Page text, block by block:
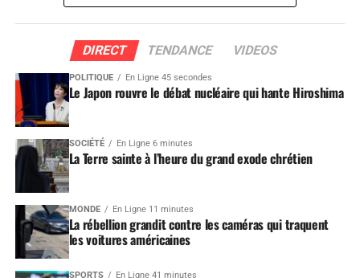
DIRECT TENDANCE VIDEOS
POLITIQUE En Ligne 45 secondes
Le Japon rouvre le débat nucléaire qui hante Hiroshima
SOCIÉTÉ En Ligne 6 minutes
La Terre sainte à l’heure du grand exode chrétien
MONDE En Ligne 11 minutes
La rébellion grandit contre les caméras qui traquent
les voitures américaines
SPORTS En Ligne 41 minutes